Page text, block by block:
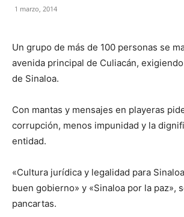
1 marzo, 2014
Un grupo de más de 100 personas se
avenida principal de Culiacán,
de Sinaloa.
Con mantas y mensajes en playeras
corrupción, menos impunidad y la
entidad.
«Cultura jurídica y legalidad para
buen gobierno» y «Sinaloa por la paz»,
pancartas.